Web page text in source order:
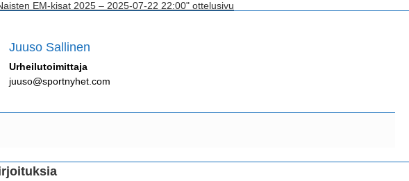
EM-kisat 2025 – 2025-07-22 22:00" ottelusivu
Juuso Sallinen
Urheilutoimittaja
juuso@sportnyhet.com